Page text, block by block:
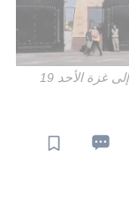
سيارات الإسعاف المصرية تعبر من رفح المصرية إلى غزة الأحد 19